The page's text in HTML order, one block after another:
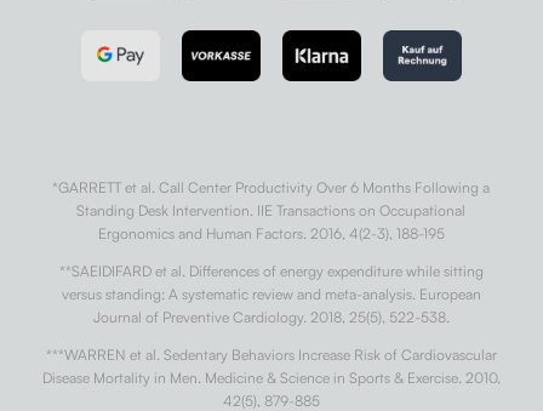
*GARRETT et al. Call Center Productivity Over 6 Months Following a
Standing Desk Intervention. IIE Transactions on Occupational
Ergonomics and Human Factors. 2016, 4(2-3), 188-195
**SAEIDIFARD et al. Differences of energy expenditure while sitting
versus standing: A systematic review and meta-analysis. European
Journal of Preventive Cardiology. 2018, 25(5), 522-538.
***WARREN et al. Sedentary Behaviors Increase Risk of Cardiovascular
Disease Mortality in Men. Medicine & Science in Sports & Exercise. 2010,
42(5), 879-885